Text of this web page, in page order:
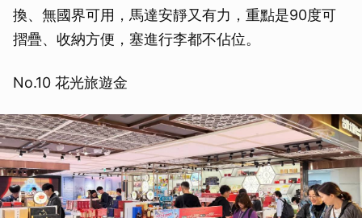
換、無國界可用，馬達安靜又有力，重點是90度可
摺疊、收納方便，塞進行李都不佔位。
No.10 花光旅遊金